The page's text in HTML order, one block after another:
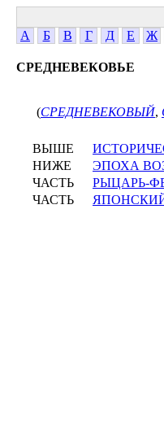
А
Б В Г Д Е Ж
СРЕДНЕВЕКОВЬЕ
(СРЕДНЕВЕКОВЫЙ,
ВЫШЕ
НИЖЕ
ЭПОХА
ЧАСТЬ
РЫЦАРЬ-
ЧАСТЬ